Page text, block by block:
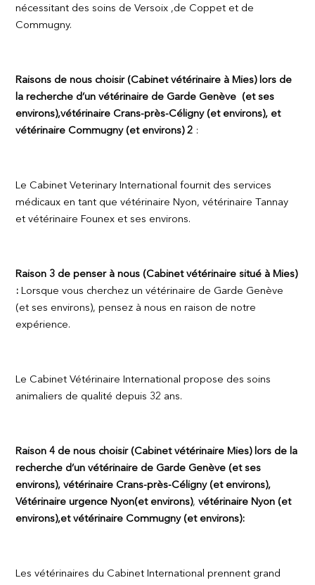
nécessitant des soins de Versoix ,de Coppet et de
Commugny.
Raisons de nous choisir (Cabinet vétérinaire à Mies) lors de
la recherche d’un vétérinaire de Garde Genève (et ses
environs),vétérinaire Crans-près-Céligny (et environs), et
vétérinaire Commugny (et environs) 2 :
Le Cabinet Veterinary International fournit des services
médicaux en tant que vétérinaire Nyon, vétérinaire Tannay
et vétérinaire Founex et ses environs.
Raison 3 de penser à nous (Cabinet vétérinaire situé à Mies)
:Lorsque vous cherchez un vétérinaire de Garde Genève
(et ses environs), pensez à nous en raison de notre
expérience.
Le Cabinet Vétérinaire International propose des soins
animaliers de qualité depuis 32 ans.
Raison 4 de nous choisir (Cabinet vétérinaire Mies) lors de la
recherche d’un vétérinaire de Garde Genève (et ses
environs), vétérinaire Crans-près-Céligny (et environs),
Vétérinaire urgence Nyon(et environs),vétérinaire Nyon (et
environs),et vétérinaire Commugny (et environs):
Les vétérinaires du Cabinet International prennent grand